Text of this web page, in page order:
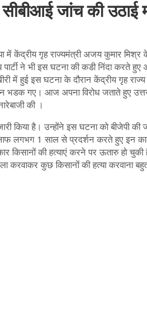
सीबीआई जांच की उठाई
में केंद्रीय गृह राज्यमंत्री अजय कुमार मिश्र के
पार्टी ने भी इस घटना की कडी निंदा
में हुई इस घटना के दौरान केंद्रीय गृह
भडक गए। आज अपना विरोध जताते हुए
की ।
किया है। उन्होंने इस घटना को बीजेपी
लगभग 1 साल से प्रदर्शन करते हुए इन
की हत्याएं करने पर ऊतारु हो चुकी
कुछ किसानों की हत्या करवाना बहुत